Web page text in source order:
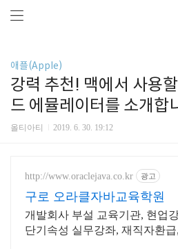
애플(Apple)
강력 추천! 맥에서 사용
드 에뮬레이터를 소개합
올티아티 2019. 6. 30. 19:12
http://www.oraclejava.co.kr 광고
구로 오라클자바교육학원
개발회사 부설 교육기관, 현업
단기속성 실무강좌, 재직자환급